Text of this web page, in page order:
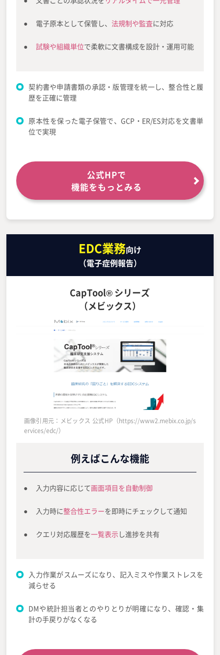
電子原本として保管し、 法規制や監査に対応
試験や組織単位で柔軟に文書構成を設計・運用可能
契約書や申請書類の承認・版管理を統一し、整合性と履
歴を正確に管理
原本性を保った電子保管で、GCP・ER/ES対応を文書単
位で実現
公式HPで
機能をもっとみる
EDC業務向け
（電子症例報告）
CapTool® シリーズ
（メビックス）
画像引用元：メビックス 公式HP（https://www2.mebix.co.jp/s
ervices/edc/）
例えばこんな機能
入力内容に応じて画面項目を自動制御
入力時に整合性エラーを即時にチェックして通知
クエリ対応履歴を一覧表示 し進捗を共有
入力作業がスムーズになり、記入ミスや作業ストレスを
減らせる
DMや統計担当者とのやりとりが明確になり、確認・集
計の手戻りがなくなる